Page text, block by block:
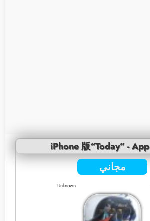
iPhone 版“Today” -
مجاني
Unknown